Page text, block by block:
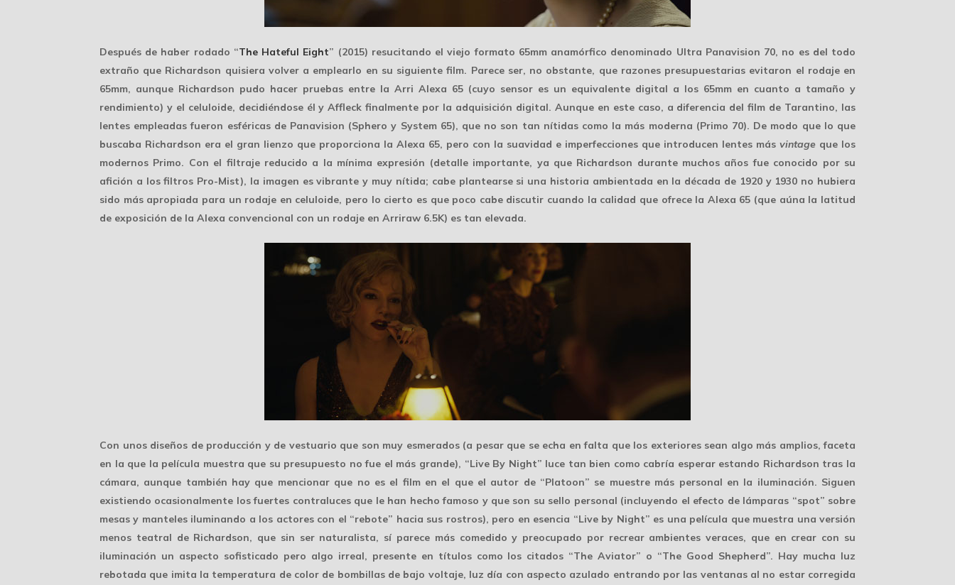
Después de haber rodado “The Hateful Eight” (2015) resucitando el viejo formato 65mm anamórfico denominado Ultra Panavision 70, no es del todo
extraño que Richardson quisiera volver a emplearlo en su siguiente film. Parece ser, no obstante, que razones presupuestarias evitaron el rodaje en
65mm, aunque Richardson pudo hacer pruebas entre la Arri Alexa 65 (cuyo sensor es un equivalente digital a los 65mm en cuanto a tamaño y
rendimiento) y el celuloide, decidiéndose él y Affleck finalmente por la adquisición digital. Aunque en este caso, a diferencia del film de Tarantino, las
lentes empleadas fueron esféricas de Panavision (Sphero y System 65), que no son tan nítidas como la más moderna (Primo 70). De modo que lo que
buscaba Richardson era el gran lienzo que proporciona la Alexa 65, pero con la suavidad e imperfecciones que introducen lentes más vintage que los
modernos Primo. Con el filtraje reducido a la mínima expresión (detalle importante, ya que Richardson durante muchos años fue conocido por su
afición a los filtros Pro-Mist), la imagen esvibrante y muy nítida; cabe plantearse si una historia ambientada en la década de 1920 y 1930 no hubiera
sido más apropiada para un rodaje en celuloide, pero lo cierto es que poco cabe discutir cuando la calidad que ofrece la Alexa 65 (que aúna la latitud
de exposición de la Alexa convencional con un rodaje en Arriraw 6.5K) es tan elevada.
Con unos diseños de producción y de vestuario que son muy esmerados(a pesar que se echa en falta que los exteriores sean algo más amplios, faceta
en la que la película muestra que su presupuesto no fue el más grande), “Live By Night” luce tan bien como cabría esperar estando Richardson tras la
cámara, aunque también hay que mencionar que no es el film en el que el autor de “Platoon” se muestre más personal en la iluminación. Siguen
existiendo ocasionalmente losfuertes contralucesque le han hecho famoso y que son su sello personal (incluyendo el efecto de lámparas “spot” sobre
mesas y manteles iluminando a los actores con el “rebote” hacia sus rostros), pero en esencia “Live by Night” es una película que muestra una versión
menos teatral de Richardson, que sin ser naturalista, sí parece más comedido y preocupado por recrear ambientes veraces, que en crear con su
iluminación un aspecto sofisticado pero algo irreal, presente en títulos como los citados “The Aviator” o “The Good Shepherd”. Hay mucha luz
rebotada que imita la temperatura de color de bombillas de bajo voltaje, luz día con aspecto azulado entrando por las ventanas al no estar corregida